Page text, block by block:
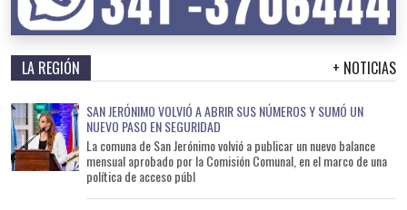
LA REGIÓN + NOTICIAS
SAN JERÓNIMO VOLVIÓ A ABRIR SUS NÚMEROS Y SUMÓ UN
NUEVO PASO EN SEGURIDAD
La comuna de San Jerónimo volvió a publicar un nuevo balance
mensual aprobado por la Comisión Comunal, en el marco de una
política de acceso públ